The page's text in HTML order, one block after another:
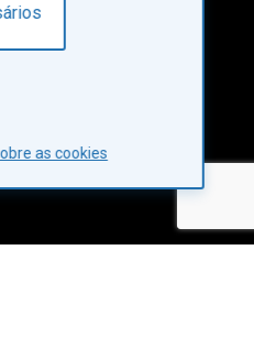
DE LISBOA
as cookies